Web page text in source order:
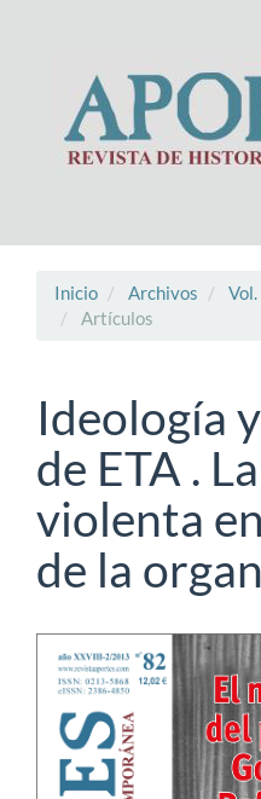
principal
Barra
lateral
Inicio Archivos
Artículos
Ideología
de ETA .
violenta
de la
Barra
lateral
del
artículo